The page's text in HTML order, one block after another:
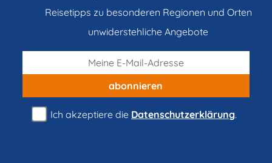
Reisetipps zu besonderen Regionen und Orten
unwiderstehliche Angebote
abonnieren
Ich akzeptiere die Datenschutzerklärung.